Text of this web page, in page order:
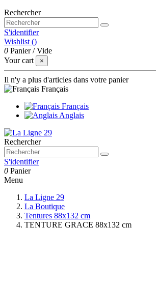
Rechercher
S'identifier
Wishlist ()
0 Panier /Vide
Your cart
×
Il n'y a plus d'articles dans votre panier
Français
Français
Anglais
Rechercher
S'identifier
0 Panier
Menu
La Ligne 29
La Boutique
Tentures 88x132 cm
TENTURE GRACE 88x132 cm